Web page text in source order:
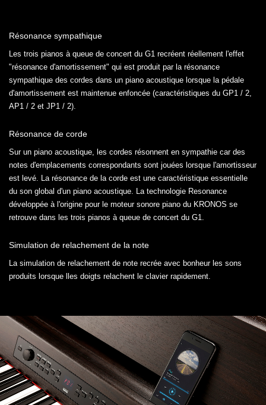
Résonance sympathique
Les trois pianos à queue de concert du G1 recréent réellement l'effet
"résonance d'amortissement" qui est produit par la résonance
sympathique des cordes dans un piano acoustique lorsque la pédale
d'amortissement est maintenue enfoncée (caractéristiques du GP1 / 2,
AP1 / 2 et JP1 / 2).
Résonance de corde
Sur un piano acoustique, les cordes résonnent en sympathie car des
notes d'emplacements correspondants sont jouées lorsque l'amortisseur
est levé. La résonance de la corde est une caractéristique essentielle
du son global d'un piano acoustique. La technologie Resonance
développée à l'origine pour le moteur sonore piano du KRONOS se
retrouve dans les trois pianos à queue de concert du G1.
Simulation de relachement de la note
La simulation de relachement de note recrée avec bonheur les sons
produits lorsque lles doigts relachent le clavier rapidement.